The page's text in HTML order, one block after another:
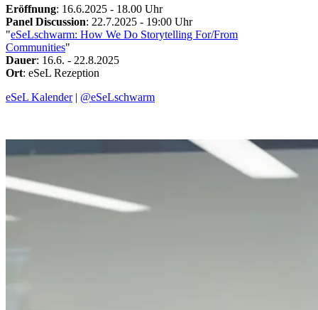
Eröffnung: 16.6.2025 - 18.00 Uhr
Panel Discussion: 22.7.2025 - 19:00 Uhr
"eSeLschwarm: How We Do Storytelling For/From
Communities"
Dauer: 16.6. - 22.8.2025
Ort: eSeL Rezeption
eSeL Kalender| @eSeLschwarm